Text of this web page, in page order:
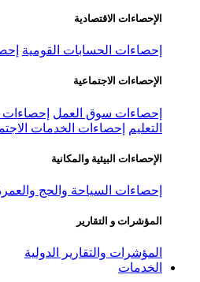
الإحصاءات الاقتصادية
إحصاءات الحسابات القومية
الإحصاءات الاجتماعية
إحصاءات سوق العمل
التعليم
إحصاءات الخدمات
الإحصاءات البيئية والمكانية
إحصاءات السياحة والحج
المؤشرات و التقارير
المؤشرات والتقارير الدولية
الخدمات